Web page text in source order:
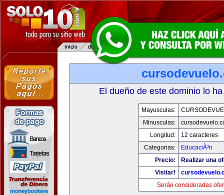
El dueño de este dominio lo
Mayusculas:
Minusculas:
Longitud:
12 caracteres
Categorias:
EducaciÃ³n
Precio:
Realizar una
Visitar!
Serán consideradas